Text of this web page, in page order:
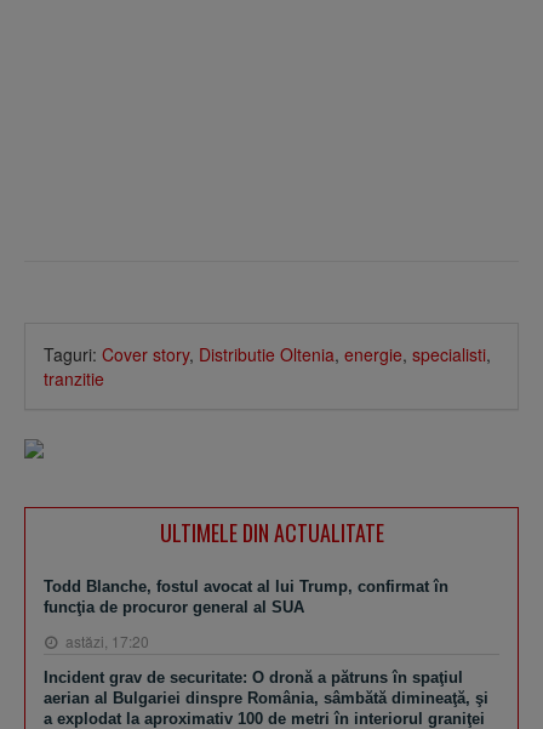
Taguri: Cover story, Distributie Oltenia, energie, specialisti,
tranzitie
ULTIMELE DIN ACTUALITATE
Todd Blanche, fostul avocat al lui Trump, confirmat în
funcţia de procuror general al SUA
astăzi, 17:20
Incident grav de securitate: O dronă a pătruns în spaţiul
aerian al Bulgariei dinspre România, sâmbătă dimineaţă, şi
a explodat la aproximativ 100 de metri în interiorul graniţei